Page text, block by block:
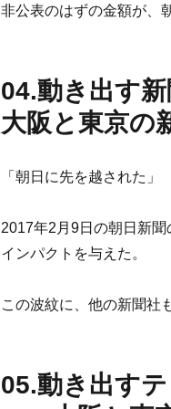
非公表のはずの金額が、
04.動き出す
大阪と東京の
「朝日に先を越された」
2017年2月9日の朝日新
インパクトを与えた。
この波紋に、他の新聞社
05.動き出す